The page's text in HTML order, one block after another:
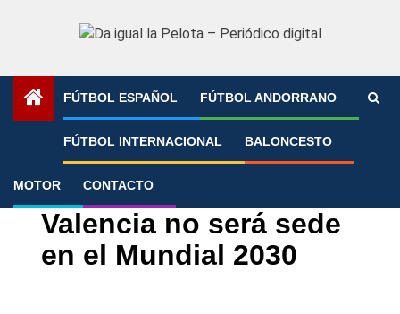
FÚTBOL ESPAÑOL FÚTBOL ANDORRANO
FÚTBOL INTERNACIONAL BALONCESTO
MOTOR CONTACTO
»
Fútbol Internacional Mundial
Valencia no será sede
en el Mundial 2030